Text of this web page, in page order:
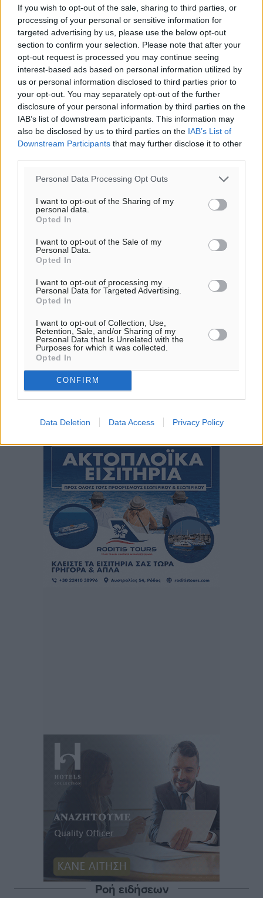
If you wish to opt-out of the sale, sharing to third parties, or
processing of your personal or sensitive information for
targeted advertising by us, please use the below opt-out
section to confirm your selection. Please note that after your
opt-out request is processed you may continue seeing
interest-based ads based on personal information utilized by
us or personal information disclosed to third parties prior to
your opt-out. You may separately opt-out of the further
disclosure of your personal information by third parties on the
IAB’s list of downstream participants. This information may
also be disclosed by us to third parties on the IAB’s List of
Downstream Participants that may further disclose it to other
Personal Data Processing Opt Outs
I want to opt-out of the Sharing of my
personal data.
Opted In
I want to opt-out of the Sale of my
Personal Data.
Opted In
I want to opt-out of processing my
Personal Data for Targeted Advertising.
Opted In
I want to opt-out of Collection, Use,
Retention, Sale, and/or Sharing of my
Personal Data that Is Unrelated with the
Purposes for which it was collected.
Opted In
CONFIRM
Data Deletion Data Access Privacy Policy
Υπενθύμιση:
Για την μερική αναπαραγωγή της είδησης από άλλες
ιστοσελίδες είναι απαραίτητη η χρήση του παρακάτω
παρεχόμενου συνδέσμου παραπομπής προς το άρθρο
της Δημοκρατικής.
αίθριος καιρός
km/h
26°
πρόγνωση:
°
Ροή ειδήσεων